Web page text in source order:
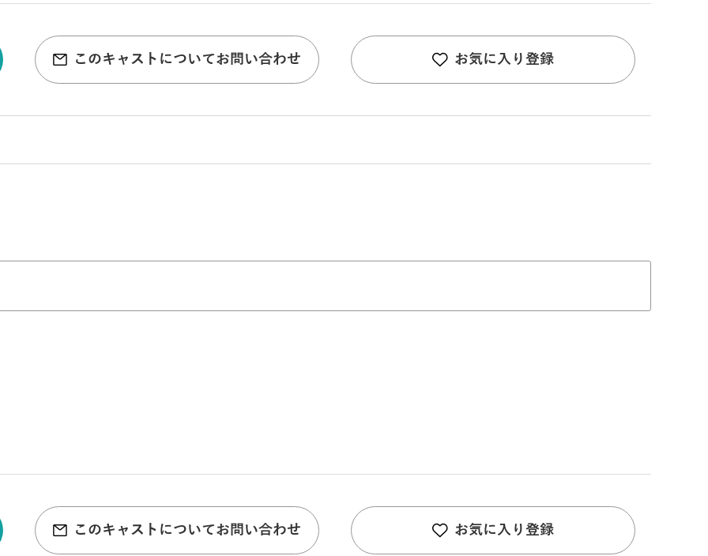
このキャストについてお問い合わせ お気に入り登録
このキャストについてお問い合わせ お気に入り登録